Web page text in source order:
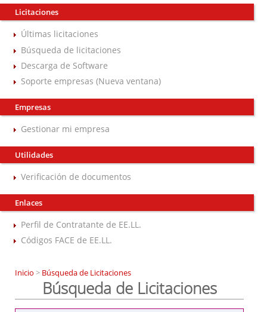
Licitaciones
Últimas licitaciones
Búsqueda de licitaciones
Descarga de Software
Soporte empresas (Nueva ventana)
Empresas
Gestionar mi empresa
Utilidades
Verificación de documentos
Enlaces
Perfil de Contratante de EE.LL.
Códigos FACE de EE.LL.
Inicio > Búsqueda de Licitaciones
Búsqueda de Licitaciones